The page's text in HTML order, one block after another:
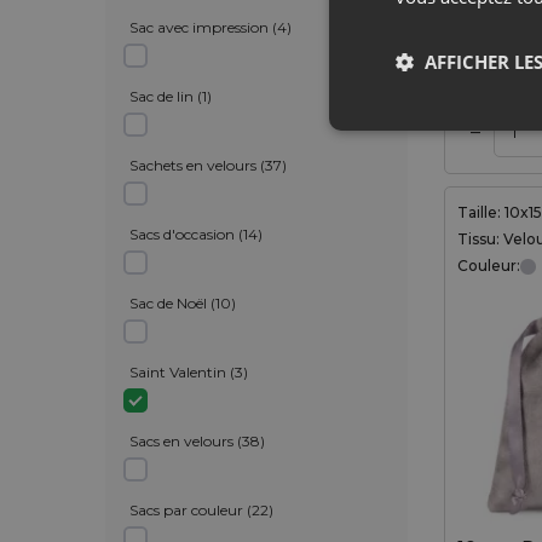
Sac avec impression (4)
Sac de lin (1)
Sachets en velours (37)
Sacs d'occasion (14)
Sac de Noël (10)
Saint Valentin (3)
Sacs en velours (38)
Sacs par couleur (22)
–
Ajouter au panier
Taille:
Tissu:
Couleur:
AFFICHER